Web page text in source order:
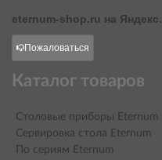
eternum-shop.ru на Яндекс.
Пожаловаться
Каталог товаров
Столовые приборы Eternum
Сервировка стола Eternum
По сериям Eternum